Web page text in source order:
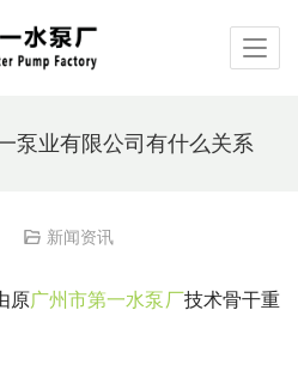
泵业有限公司有什么关系
新闻资讯
原广州市第一水泵厂技术骨干重